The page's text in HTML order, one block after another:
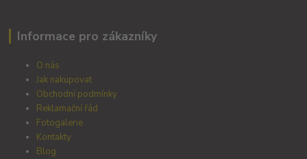
Informace pro zákazníky
O nás
Jak nakupovat
Obchodní podmínky
Reklamační řád
Fotogalerie
Kontakty
Blog